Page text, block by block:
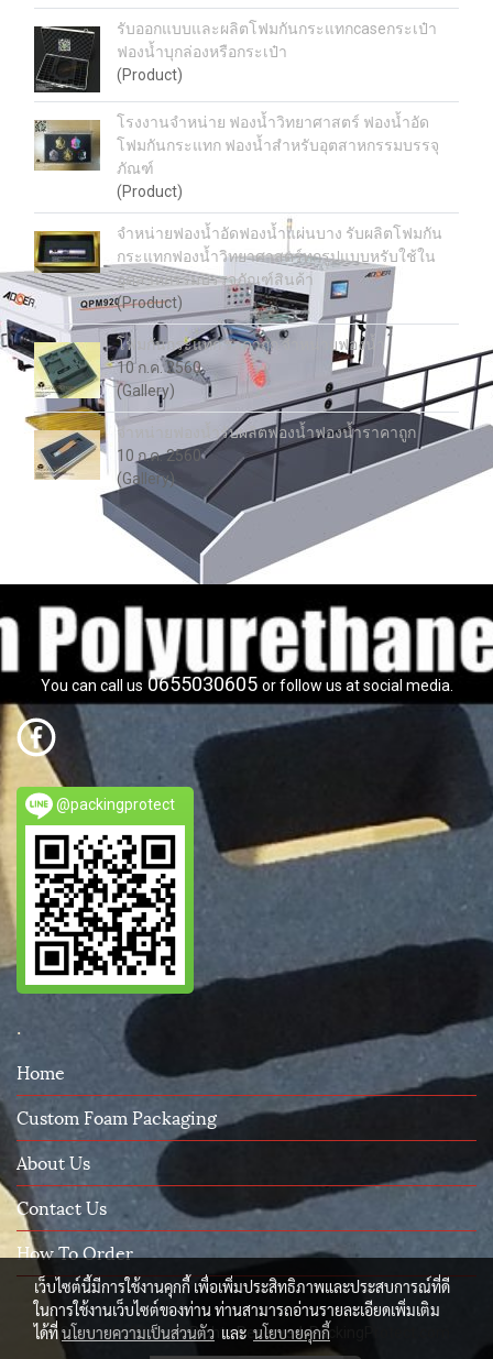
รับออกแบบและผลิตโฟมกันกระแทกcaseกระเป๋า
ฟองน้ำบุกล่องหรือกระเป๋า
(Product)
โรงงานจำหน่าย ฟองน้ำวิทยาศาสตร์ ฟองน้ำอัด
โฟมกันกระแทก ฟองน้ำสำหรับอุตสาหกรรมบรรจุ
ภัณฑ์
(Product)
จำหน่ายฟองน้ำอัดฟองน้ำแผ่นบาง รับผลิตโฟมกัน
กระแทกฟองน้ำวิทยาศาสตร์ทุกรูปแบบหรับใช้ใน
อุตสาหกรรมบรรจุภัณฑ์สินค้า
(Product)
โฟมกันกระแทก ราคาถูก จำหน่ายฟองน้ำ
10 ก.ค. 2560
(Gallery)
จำหน่ายฟองน้ำรับผลิตฟองน้ำฟองน้ำราคาถูก
10 ก.ค. 2560
(Gallery)
You can call us 0655030605 or follow us at social media.
@packingprotect
.
Home
Custom Foam Packaging
About Us
Contact Us
How To Order
© Copyright 2015 All Rights Reserved. PackingProtect.com
เว็บไซต์นี้มีการใช้งานคุกกี้ เพื่อเพิ่มประสิทธิภาพและประสบการณ์ที่ดี
ในการใช้งานเว็บไซต์ของท่าน ท่านสามารถอ่านรายละเอียดเพิ่มเติม
ได้ที่นโยบายความเป็นส่วนตัว และ นโยบายคุกกี้